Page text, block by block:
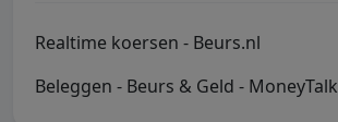
Realtime koersen - Beurs.nl
Beleggen - Beurs & Geld - MoneyTalk